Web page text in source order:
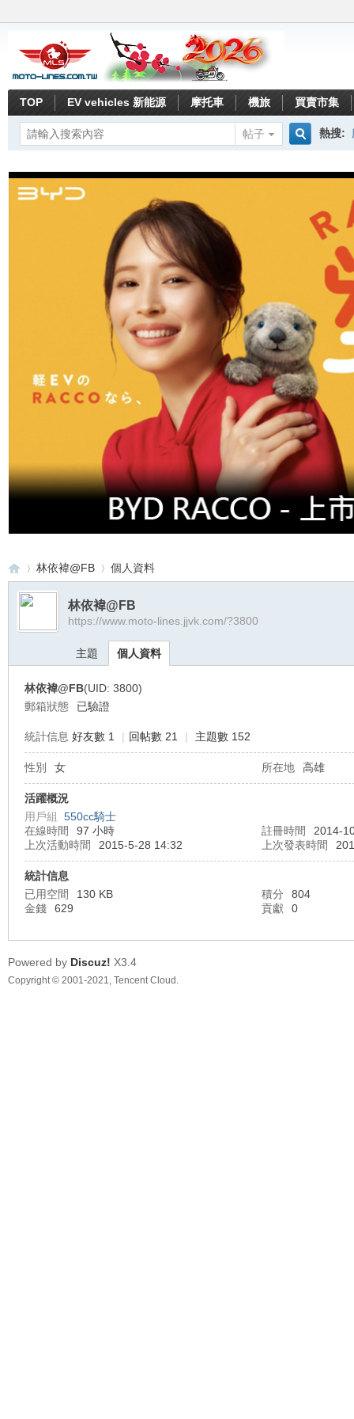
TOP EV vehicles 新能源 摩托車 機旅 買賣市集
帖子
熱搜:
›
林依褘@FB 個人資料
林依褘@FB
https://www.moto-lines.jjvk.com/?3800
主題 個人資料
林依褘@FB(UID: 3800)
郵箱狀態
已驗證
統計信息 好友數 1 | 回帖數 21 | 主題數 152
性別 女 所在地 高雄
活躍概況
用戶組 550cc騎士
在線時間
97 小時 註冊時間
2014-
上次活動時間
2015-5-28 14:32 上次發表時間
統計信息
已用空間
130 KB 積分
804
金錢
629 貢獻 0
Powered by Discuz! X3.4
Copyright © 2001-2021, Tencent Cloud.